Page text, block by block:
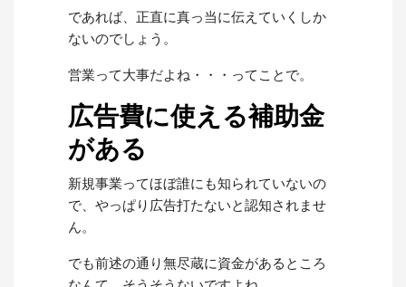
であれば、正直に真っ当に伝えていくしか
ないのでしょう。
営業って大事だよね・・・ってことで。
広告費に使える補助金
がある
新規事業ってほぼ誰にも知られていないの
で、やっぱり広告打たないと認知されませ
ん。
でも前述の通り無尽蔵に資金があるところ